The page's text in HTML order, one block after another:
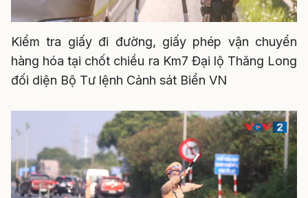
Kiểm tra giấy đi đường, giấy phép vận chuyển
hàng hóa tại chốt chiều ra Km7 Đại lộ Thăng Long
đối diện Bộ Tư lệnh Cảnh sát Biển VN